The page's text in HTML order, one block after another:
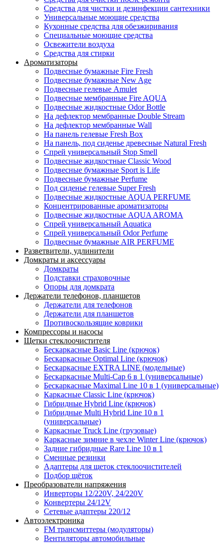
Средства для чистки и дезинфекции сантехники
Универсальные моющие средства
Кухонные средства для обезжиривания
Специальные моющие средства
Освежители воздуха
Средства для стирки
Ароматизаторы
Подвесные бумажные Fire Fresh
Подвесные бумажные New Age
Подвесные гелевые Amulet
Подвесные мембранные Fire AQUA
Подвесные жидкостные Odor Bottle
На дефлектор мембранные Double Stream
На дефлектор мембранные Wall
На панель гелевые Fresh Box
На панель, под сиденье древесные Natural Fresh
Спрей универсальный Stop Smell
Подвесные жидкостные Classic Wood
Подвесные бумажные Sport is Life
Подвесные бумажные Perfume
Под сиденье гелевые Super Fresh
Подвесные жидкостные AQUA PERFUME
Концентрированные ароматизаторы
Подвесные жидкостные AQUA AROMA
Спрей универсальный Aquatica
Спрей универсальный Odor Perfume
Подвесные бумажные AIR PERFUME
Разветвители, удлинители
Домкраты и аксессуары
Домкраты
Подставки страховочные
Опоры для домкрата
Держатели телефонов, планшетов
Держатели для телефонов
Держатели для планшетов
Противоскользящие коврики
Компрессоры и насосы
Щетки стеклоочистителя
Бескаркасные Basic Line (крючок)
Бескаркасные Optimal Line (крючок)
Бескаркасные EXTRA LINE (модельные)
Бескаркасные Multi-Cap 6 в 1 (универсальные)
Бескаркасные Maximal Line 10 в 1 (универсальные)
Каркасные Classic Line (крючок)
Гибридные Hybrid Line (крючок)
Гибридные Multi Hybrid Line 10 в 1
(универсальные)
Каркасные Truck Line (грузовые)
Каркасные зимние в чехле Winter Line (крючок)
Задние гибридные Rare Line 10 в 1
Сменные резинки
Адаптеры для щеток стеклоочистителей
Подбор щёток
Преобразователи напряжения
Инверторы 12/220V, 24/220V
Конвертеры 24/12V
Сетевые адаптеры 220/12
Автоэлектроника
FM трансмиттеры (модуляторы)
Вентиляторы автомобильные